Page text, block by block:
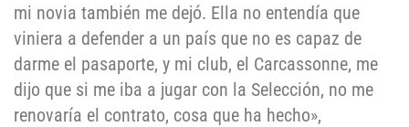
mi novia también me dejó. Ella no entendía que
viniera a defender a un país que no es capaz de
darme el pasaporte, y mi club, el Carcassonne, me
dijo que si me iba a jugar con la Selección, no me
renovaría el contrato, cosa que ha hecho»,